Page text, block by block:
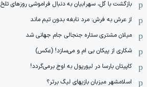
بازگشت با گل، سهرابیان به دنبال فراموشی روزهای تلخ
از عرش به فرش: مرد نابغه‌ بدون تیم ماند
میلان مشتری ستاره جنجالی جام جهانی شد
شکاری از پیکان بی ام و می‌سازد! (عکس)
کاپیتان بارسا در لیورپول به اوج برمی‌گردد!
اسلامشهر میزبان بازیهای لیگ برتر؟